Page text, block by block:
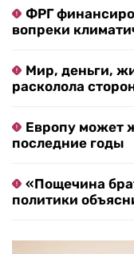
ФРГ
вопреки
Мир, деньги,
расколола
Европу может
последние годы
«Пощечина
политики